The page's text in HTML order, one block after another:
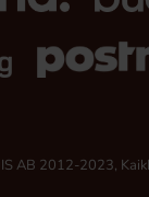
AB 2012-2023,